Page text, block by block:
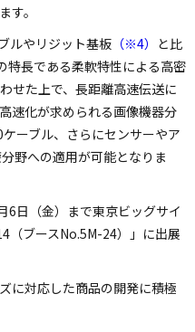
す。
ルやリジット基板（※4） と比
特長である柔軟特性による高密
せた上で、長距離高速伝送に
速化が求められる画像機器分
ーブル、さらにセンサーやア
野への適用が可能となりま
6日（金）まで東京ビッグサイ
（ブースNo.5M-24）」に出展
に対応した商品の開発に積極